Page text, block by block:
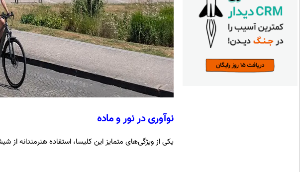
نوآوری در نور و ماده
یکی از ویژگی‌های متمایز این کلیسا، استفاده هنرمندانه